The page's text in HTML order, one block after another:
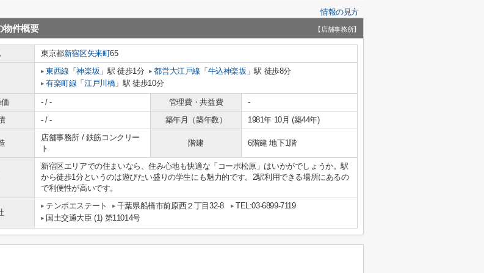
情報の見方
物件概要 【店舗事務所】
東京都新宿区矢来町65
東西線 「神楽坂 」駅 徒歩1分 都営大江戸線 「 牛込神楽坂 」駅 徒歩8分
有楽町線 「江戸川橋」駅 徒歩10分
- / - 管理費・共益費
-
- / - 築年月（築年数） 1981年 10月 (築44年)
店舗事務所 / 鉄筋コンクリー
ト
階建 6階建 地下1階
新宿区エリアでの住まいなら、住み心地も快適な「コーポ松原」はいかがでしょうか。駅
から徒歩1分というのは遊びたい盛りの学生にも魅力的です。2駅利用できる場所にあるの
で利便性が高いです。
テンポエステート 千葉県船橋市前原西２丁目32-8
TEL:03-6899-7119
国土交通大臣 (1) 第11014号